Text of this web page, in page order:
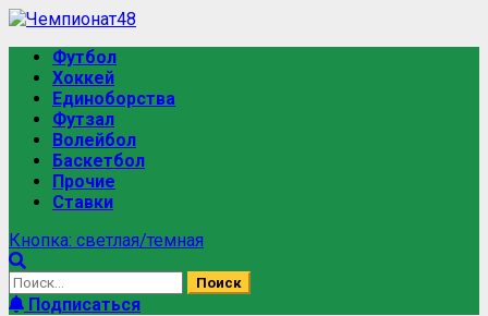
Перейти
содержимому
Основное
меню
Футбол
Хоккей
Единоборства
Футзал
Волейбол
Баскетбол
Прочие
Ставки
Кнопка: светлая/темная
Найти:
Подписаться